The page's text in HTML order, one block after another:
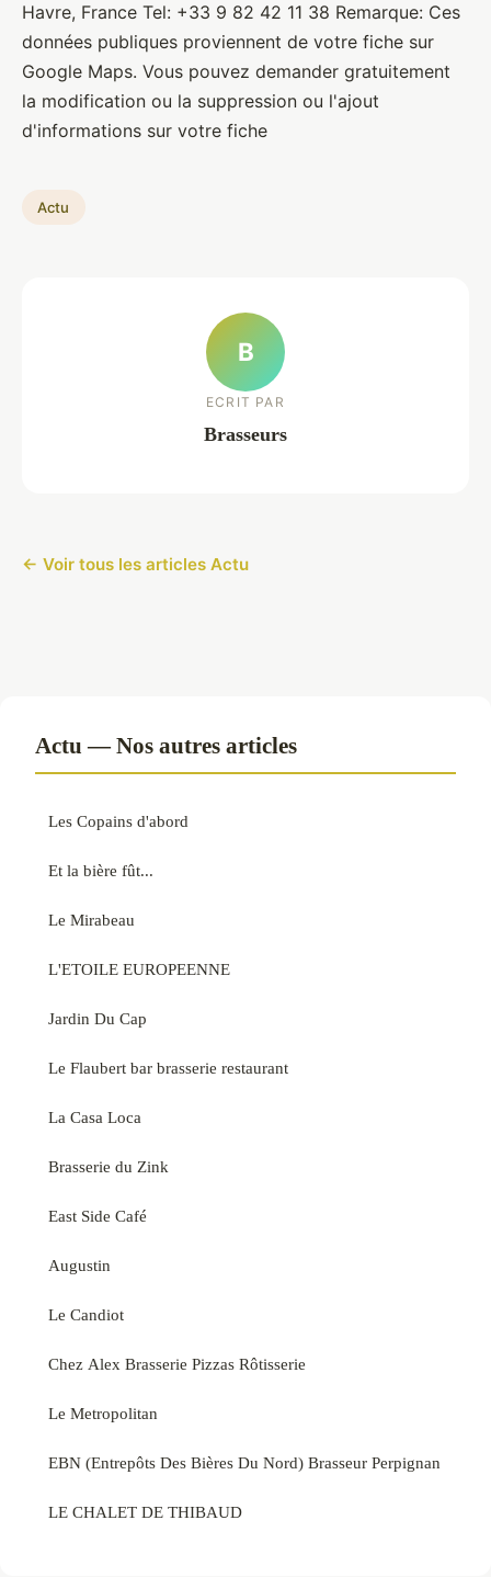
Havre, France Tel: +33 9 82 42 11 38 Remarque: Ces
données publiques proviennent de votre fiche sur
Google Maps. Vous pouvez demander gratuitement
la modification ou la suppression ou l'ajout
d'informations sur votre fiche
Actu
B
ECRIT PAR
Brasseurs
← Voir tous les articles Actu
Actu — Nos autres articles
Les Copains d'abord
Et la bière fût...
Le Mirabeau
L'ETOILE EUROPEENNE
Jardin Du Cap
Le Flaubert bar brasserie restaurant
La Casa Loca
Brasserie du Zink
East Side Café
Augustin
Le Candiot
Chez Alex Brasserie Pizzas Rôtisserie
Le Metropolitan
EBN (Entrepôts Des Bières Du Nord) Brasseur Perpignan
LE CHALET DE THIBAUD